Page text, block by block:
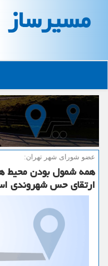
مسیرساز
عضو شورای شهر تهران:
همه شمول بودن محیط
ارتقای حس شهروندی